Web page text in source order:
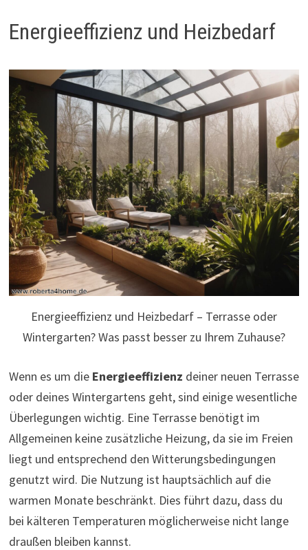
Energieeffizienz und Heizbedarf
Energieeffizienz und Heizbedarf – Terrasse oder
Wintergarten? Was passt besser zu Ihrem Zuhause?
Wenn es um die Energieeffizienz deiner neuen Terrasse
oder deines Wintergartens geht, sind einige wesentliche
Überlegungen wichtig. Eine Terrasse benötigt im
Allgemeinen keine zusätzliche Heizung, da sie im Freien
liegt und entsprechend den Witterungsbedingungen
genutzt wird. Die Nutzung ist hauptsächlich auf die
warmen Monate beschränkt. Dies führt dazu, dass du
bei kälteren Temperaturen möglicherweise nicht lange
draußen bleiben kannst.